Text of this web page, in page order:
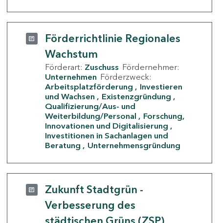
Förderrichtlinie Regionales
Wachstum
Förderart: Zuschuss Fördernehmer:
Unternehmen Förderzweck:
Arbeitsplatzförderung
Investieren
und Wachsen
Existenzgründung
Qualifizierung/Aus- und
Weiterbildung/Personal
Forschung,
Innovationen und Digitalisierung
Investitionen in Sachanlagen und
Beratung
Unternehmensgründung
Zukunft Stadtgrün -
Verbesserung des